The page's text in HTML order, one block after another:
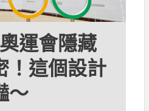
運會隱藏
！這個設計
～